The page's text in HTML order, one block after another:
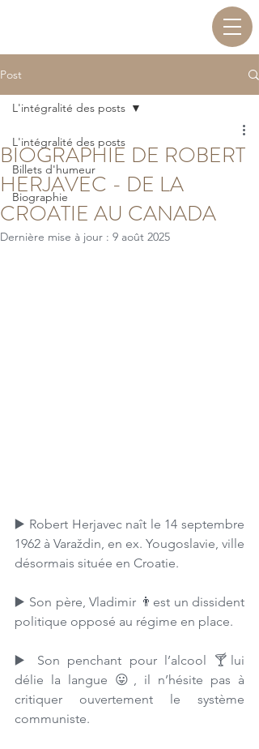
Post
L'intégralité des posts
Billets d'humeur
Biographie
L'intégralité des posts
BIOGRAPHIE DE ROBERT
HERJAVEC - DE LA
CROATIE AU CANADA
Dernière mise à jour : 9 août 2025
▶️ Robert Herjavec naît le 14 septembre
1962 à Varaždin, en ex. Yougoslavie, ville
désormais située en Croatie.
▶️ Son père, Vladimir 👨est un dissident
politique opposé au régime en place.
▶️ Son penchant pour l’alcool 🍸lui
délie la langue 😛, il n’hésite pas à
critiquer ouvertement le système
communiste.